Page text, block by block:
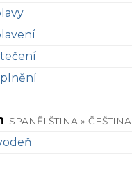
SPANĚLŠTINA » ČEŠTINA